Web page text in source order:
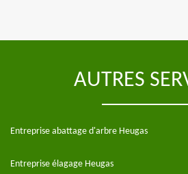
AUTRES
Entreprise abattage d'arbre Heugas
Entreprise élagage Heugas